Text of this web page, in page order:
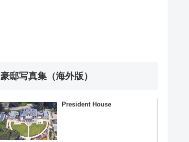
豪邸写真集（海外版）
President House